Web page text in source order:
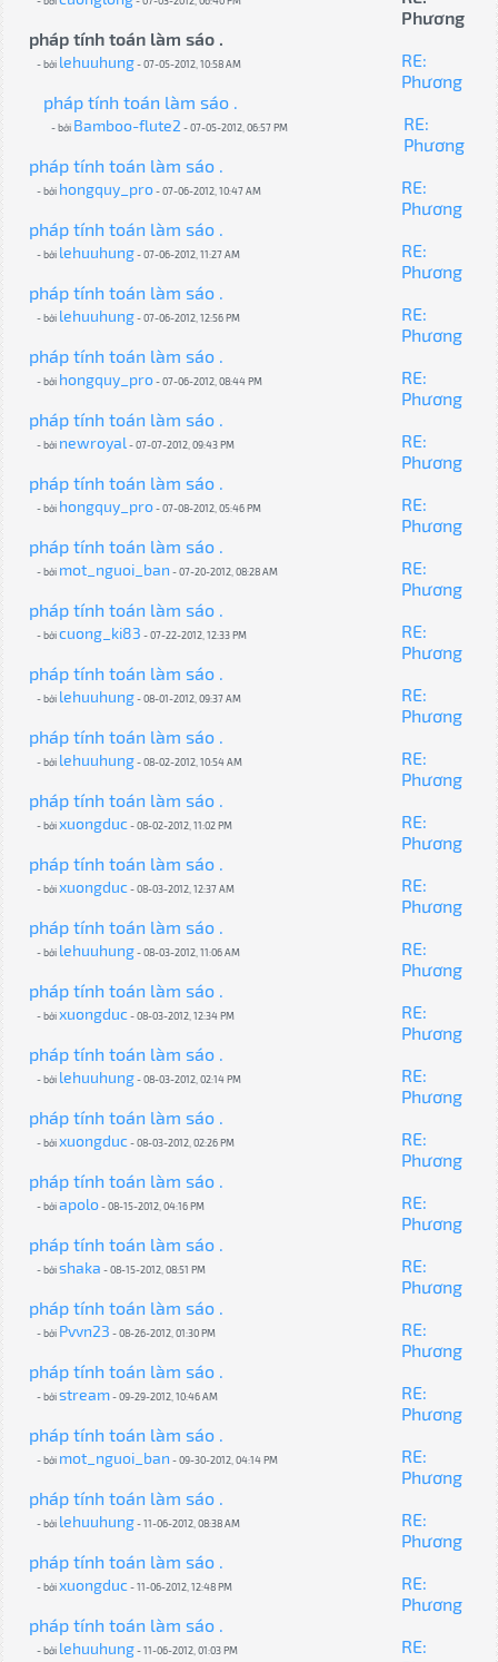
Phương
pháp tính toán làm sáo .
- bởi lehuuhung- 07-05-2012, 10:58 AM
RE:
Phương
pháp tính toán làm sáo .
- bởi Bamboo-flute2 - 07-05-2012, 06:57 PM
RE:
Phương
pháp tính toán làm sáo .
- bởi hongquy_pro- 07-06-2012, 10:47 AM
RE:
Phương
pháp tính toán làm sáo .
- bởi lehuuhung- 07-06-2012, 11:27 AM
RE:
Phương
pháp tính toán làm sáo .
- bởi lehuuhung- 07-06-2012, 12:56 PM
RE:
Phương
pháp tính toán làm sáo .
- bởi hongquy_pro- 07-06-2012, 08:44 PM
RE:
Phương
pháp tính toán làm sáo .
- bởi newroyal- 07-07-2012, 09:43 PM
RE:
Phương
pháp tính toán làm sáo .
- bởi hongquy_pro- 07-08-2012, 05:46 PM
RE:
Phương
pháp tính toán làm sáo .
- bởi mot_nguoi_ban - 07-20-2012, 08:28 AM
RE:
Phương
pháp tính toán làm sáo .
- bởicuong_ki83 - 07-22-2012, 12:33 PM
RE:
Phương
pháp tính toán làm sáo .
- bởi lehuuhung- 08-01-2012, 09:37 AM
RE:
Phương
pháp tính toán làm sáo .
- bởi lehuuhung- 08-02-2012, 10:54 AM
RE:
Phương
pháp tính toán làm sáo .
- bởixuongduc- 08-02-2012, 11:02 PM
RE:
Phương
pháp tính toán làm sáo .
- bởixuongduc- 08-03-2012, 12:37 AM
RE:
Phương
pháp tính toán làm sáo .
- bởi lehuuhung- 08-03-2012, 11:06 AM
RE:
Phương
pháp tính toán làm sáo .
- bởixuongduc- 08-03-2012, 12:34 PM
RE:
Phương
pháp tính toán làm sáo .
- bởi lehuuhung- 08-03-2012, 02:14 PM
RE:
Phương
pháp tính toán làm sáo .
- bởixuongduc- 08-03-2012, 02:26 PM
RE:
Phương
pháp tính toán làm sáo .
- bởiapolo- 08-15-2012, 04:16 PM
RE:
Phương
pháp tính toán làm sáo .
- bởishaka - 08-15-2012, 08:51 PM
RE:
Phương
pháp tính toán làm sáo .
- bởi Pvvn23 - 08-26-2012, 01:30 PM
RE:
Phương
pháp tính toán làm sáo .
- bởistream- 09-29-2012, 10:46 AM
RE:
Phương
pháp tính toán làm sáo .
- bởi mot_nguoi_ban - 09-30-2012, 04:14 PM
RE:
Phương
pháp tính toán làm sáo .
- bởi lehuuhung- 11-06-2012, 08:38 AM
RE:
Phương
pháp tính toán làm sáo .
- bởixuongduc- 11-06-2012, 12:48 PM
RE:
Phương
pháp tính toán làm sáo .
- bởi lehuuhung- 11-06-2012, 01:03 PM
RE: